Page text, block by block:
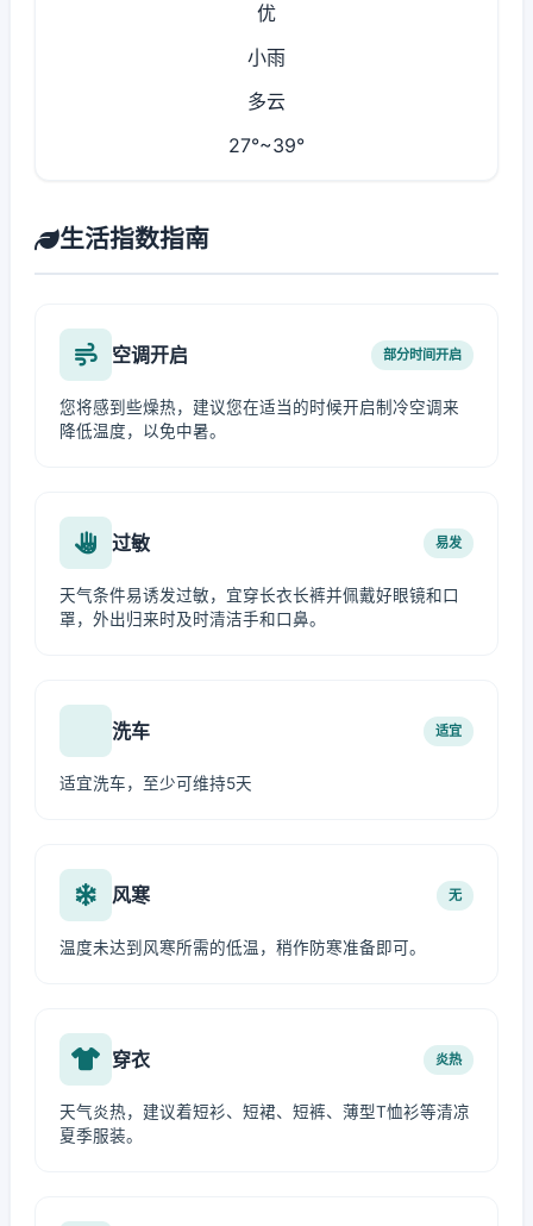
优
小雨
多云
27°~39°
生活指数指南
空调开启 部分时间开启
您将感到些燥热，建议您在适当的时候开启制冷空调来
降低温度，以免中暑。
过敏 易发
天气条件易诱发过敏，宜穿长衣长裤并佩戴好眼镜和口
罩，外出归来时及时清洁手和口鼻。
洗车 适宜
适宜洗车，至少可维持5天
风寒 无
温度未达到风寒所需的低温，稍作防寒准备即可。
穿衣 炎热
天气炎热，建议着短衫、短裙、短裤、薄型T恤衫等清凉
夏季服装。